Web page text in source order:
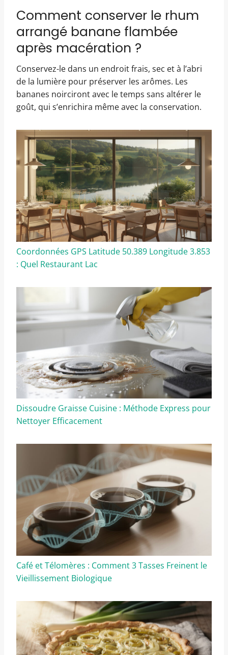
Comment conserver le rhum
arrangé banane flambée
après macération ?
Conservez-le dans un endroit frais, sec et à l’abri
de la lumière pour préserver les arômes. Les
bananes noirciront avec le temps sans altérer le
goût, qui s’enrichira même avec la conservation.
Coordonnées GPS Latitude 50.389 Longitude 3.853
: Quel Restaurant Lac
Dissoudre Graisse Cuisine : Méthode Express pour
Nettoyer Efficacement
Café et Télomères : Comment 3 Tasses Freinent le
Vieillissement Biologique